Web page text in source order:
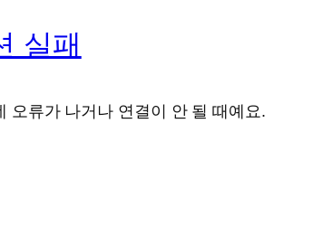
실패
오류가 나거나 연결이 안 될 때예요.